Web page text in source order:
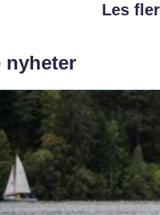
Les
nyheter